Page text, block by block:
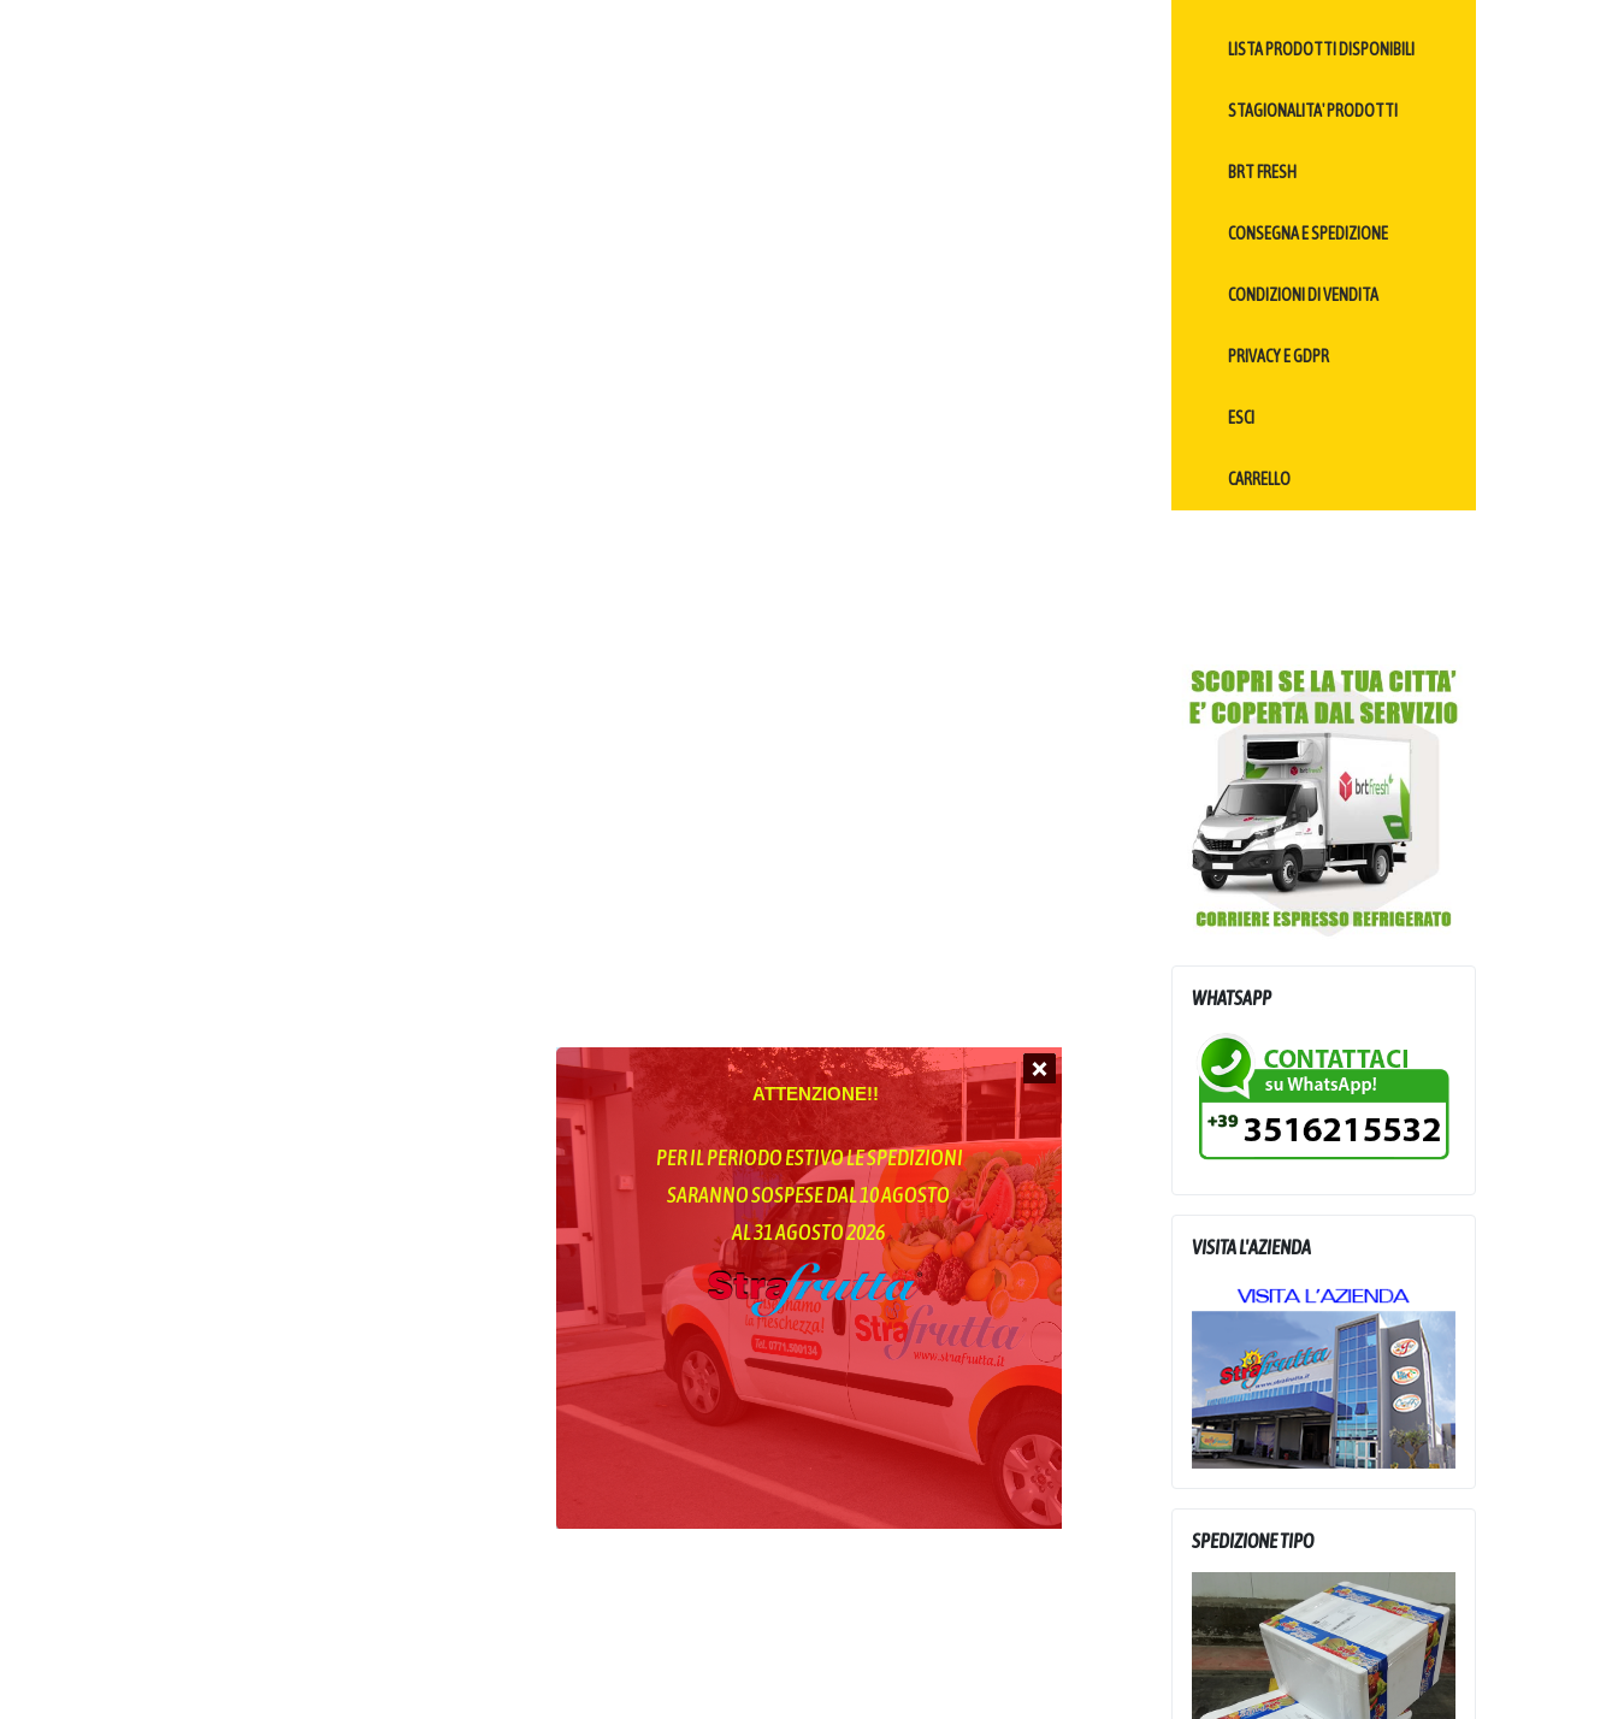
ATTENZIONE!!
PER IL PERIODO ESTIVO LE SPEDIZIONI
SARANNO SOSPESE DAL 10 AGOSTO
AL 31 AGOSTO 2026
LISTA PRODOTTI DISPONIBILI
STAGIONALITA' PRODOTTI
BRT FRESH
CONSEGNA E SPEDIZIONE
CONDIZIONI DI VENDITA
PRIVACY E GDPR
ESCI
CARRELLO
WHATSAPP
VISITA L'AZIENDA
SPEDIZIONE TIPO